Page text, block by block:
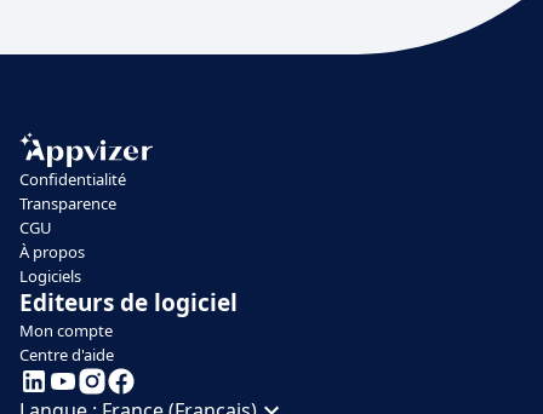
Confidentialité
Transparence
CGU
À propos
Logiciels
Editeurs de logiciel
Mon compte
Centre d'aide